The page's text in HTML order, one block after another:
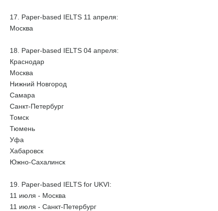
17. Paper-based IELTS 11 апреля:
Москва
18. Paper-based IELTS 04 апреля:
Краснодар
Москва
Нижний Новгород
Самара
Санкт-Петербург
Томск
Тюмень
Уфа
Хабаровск
Южно-Сахалинск
19. Paper-based IELTS for UKVI:
11 июля - Москва
11 июля - Санкт-Петербург